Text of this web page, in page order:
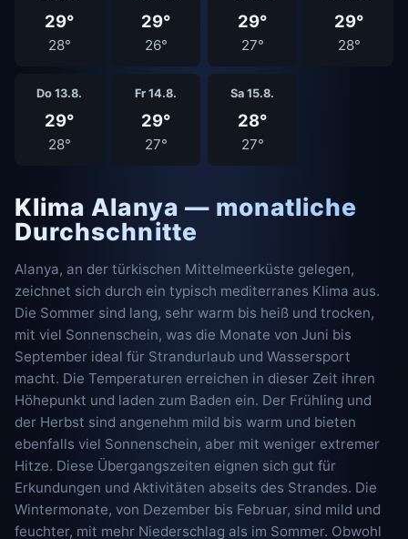
29°
28°
29°
26°
29°
27°
29°
28°
Do 13.8.
29°
28°
Fr 14.8.
29°
27°
Sa 15.8.
28°
27°
Klima Alanya — monatliche
Durchschnitte
Alanya, an der türkischen Mittelmeerküste gelegen,
zeichnet sich durch ein typisch mediterranes Klima aus.
Die Sommer sind lang, sehr warm bis heiß und trocken,
mit viel Sonnenschein, was die Monate von Juni bis
September ideal für Strandurlaub und Wassersport
macht. Die Temperaturen erreichen in dieser Zeit ihren
Höhepunkt und laden zum Baden ein. Der Frühling und
der Herbst sind angenehm mild bis warm und bieten
ebenfalls viel Sonnenschein, aber mit weniger extremer
Hitze. Diese Übergangszeiten eignen sich gut für
Erkundungen und Aktivitäten abseits des Strandes. Die
Wintermonate, von Dezember bis Februar, sind mild und
feuchter, mit mehr Niederschlag als im Sommer. Obwohl